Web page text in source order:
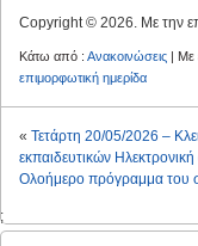
Copyright © 2026. Με την
Κάτω από : Ανακοινώσεις | Με
επιμορφωτική ημερίδα
« Τετάρτη 20/05/2026 –
εκπαιδευτικών
Ολοήμερο πρόγραμμα του
;